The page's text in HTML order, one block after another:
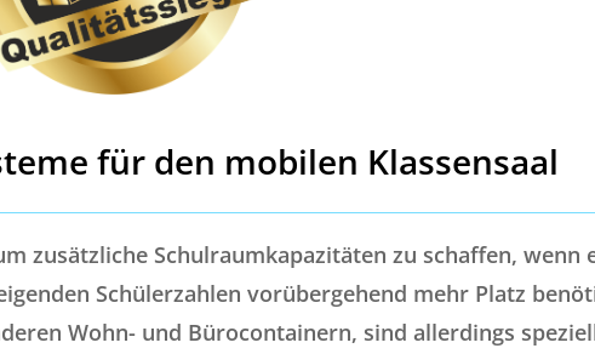
für den mobilen Klassensaal
zusätzliche Schulraumkapazitäten zu schaffen, wenn
Schülerzahlen vorübergehend mehr Platz
Wohn- und Bürocontainern, sind allerdings